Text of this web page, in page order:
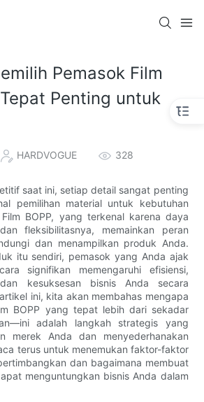
Pemasok Film
Penting untuk
HARDVOGUE 328
saat ini, setiap detail sangat penting
pemilihan material untuk kebutuhan
BOPP, yang terkenal karena daya
fleksibilitasnya, memainkan peran
dan menampilkan produk Anda.
itu sendiri, pemasok yang Anda ajak
signifikan memengaruhi efisiensi,
kesuksesan bisnis Anda secara
ini, kita akan membahas mengapa
BOPP yang tepat lebih dari sekadar
adalah langkah strategis yang
merek Anda dan menyederhanakan
terus untuk menemukan faktor-faktor
dan bagaimana membuat
menguntungkan bisnis Anda dalam